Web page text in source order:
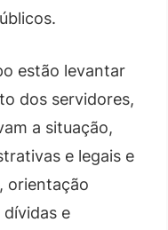
estão levantar
dos servidores,
a situação,
e legais e
orientação
e